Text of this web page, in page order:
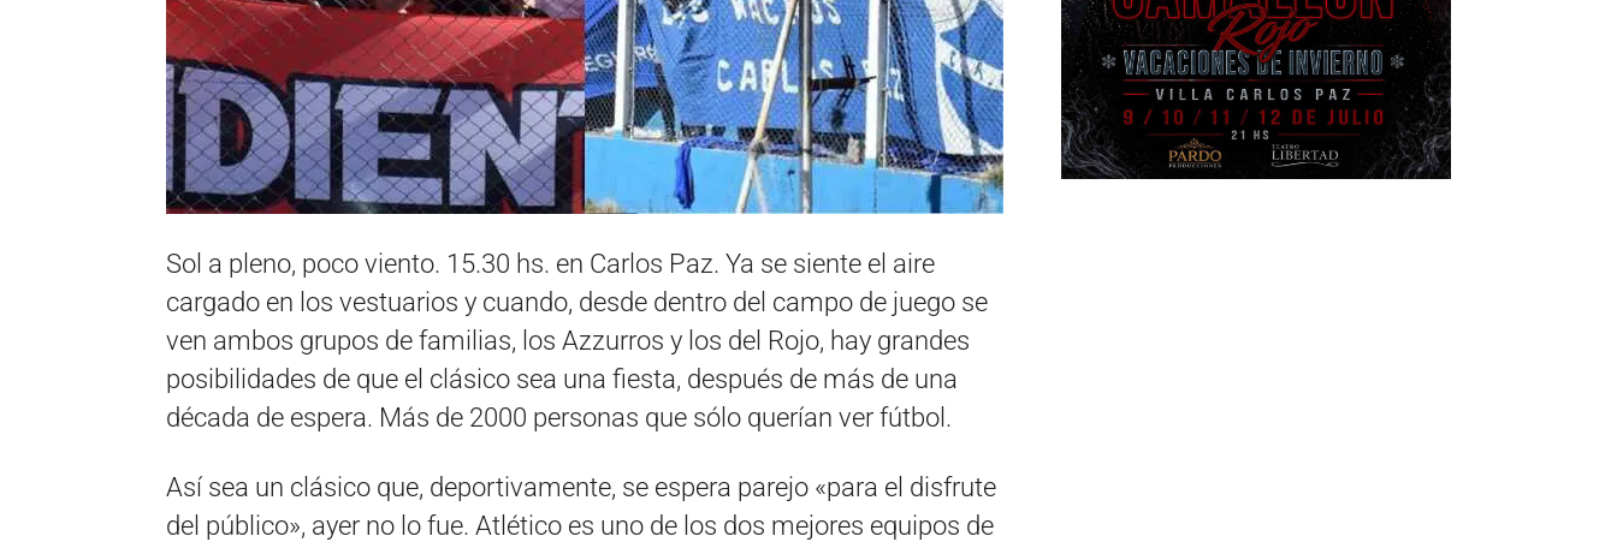
Sol a pleno, poco viento. 15.30 hs. en Carlos Paz. Ya se siente el aire
cargado en los vestuarios y cuando, desde dentro del campo de juego se
ven ambos grupos de familias, los Azzurros y los del Rojo, hay grandes
posibilidades de que el clásico sea una fiesta, después de más de una
década de espera. Más de 2000 personas que sólo querían ver fútbol.
Así sea un clásico que, deportivamente, se espera parejo «para el disfrute
del público», ayer no lo fue. Atlético es uno de los dos mejores equipos de